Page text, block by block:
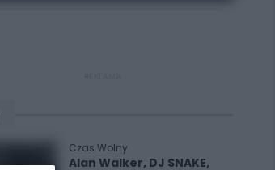
Czas Wolny
Alan Walker, DJ SNAKE,